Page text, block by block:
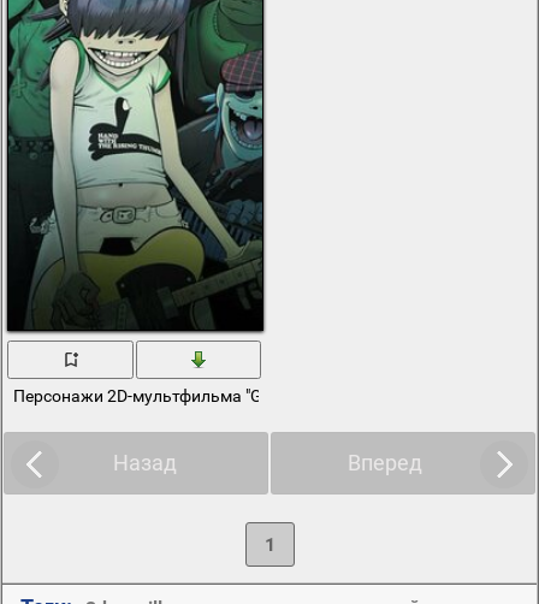
Персонажи 2D-мультфильма "Gorillaz" на кладбище
Назад Вперед
1